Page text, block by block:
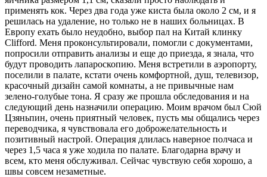
применять кок. Через два года уже киста была около 2 см, и я
решилась на удаление, но только не в наших больницах. В
Европу ехать было неудобно, выбор пал на Китай клинку
Clifford. Меня проконсультировали, помогли с документами,
попросили отправить анализы и еще до приезда, я знала, что
будут проводить лапароскопию. Меня встретили в аэропорту,
поселили в палате, кстати очень комфортной, душ, телевизор,
красочный дизайн самой комнаты, а не привычные нам
зелено-голубые тона. Я сразу же прошла обследования и на
следующий день назначили операцию. Моим врачом был Сюй
Цзяньпин, очень приятный человек, пусть мы общались через
переводчика, я чувствовала его доброжелательность и
позитивный настрой. Операция длилась наверное полчаса и
через 1,5 часа я уже ходила по палате. Благодарна врачу и
всем, кто меня обслуживал. Сейчас чувствую себя хорошо, а
швы совсем незаметные.